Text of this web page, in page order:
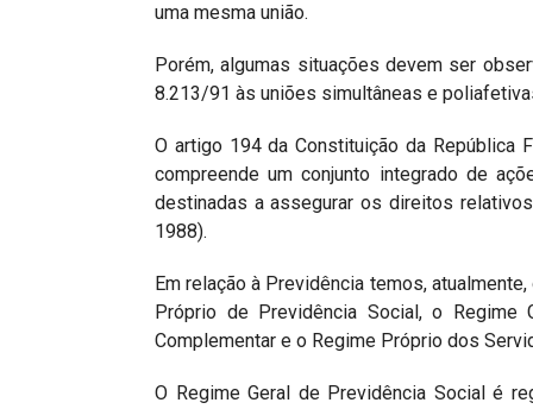
uma mesma união.
Porém, algumas situações devem ser
8.213/91 às uniões simultâneas e
O artigo 194 da Constituição da República
compreende um conjunto integrado de
destinadas a assegurar os direitos
1988).
Em relação à Previdência temos,
Próprio de Previdência Social, o Regime
Complementar e o Regime Próprio dos
O Regime Geral de Previdência Social é